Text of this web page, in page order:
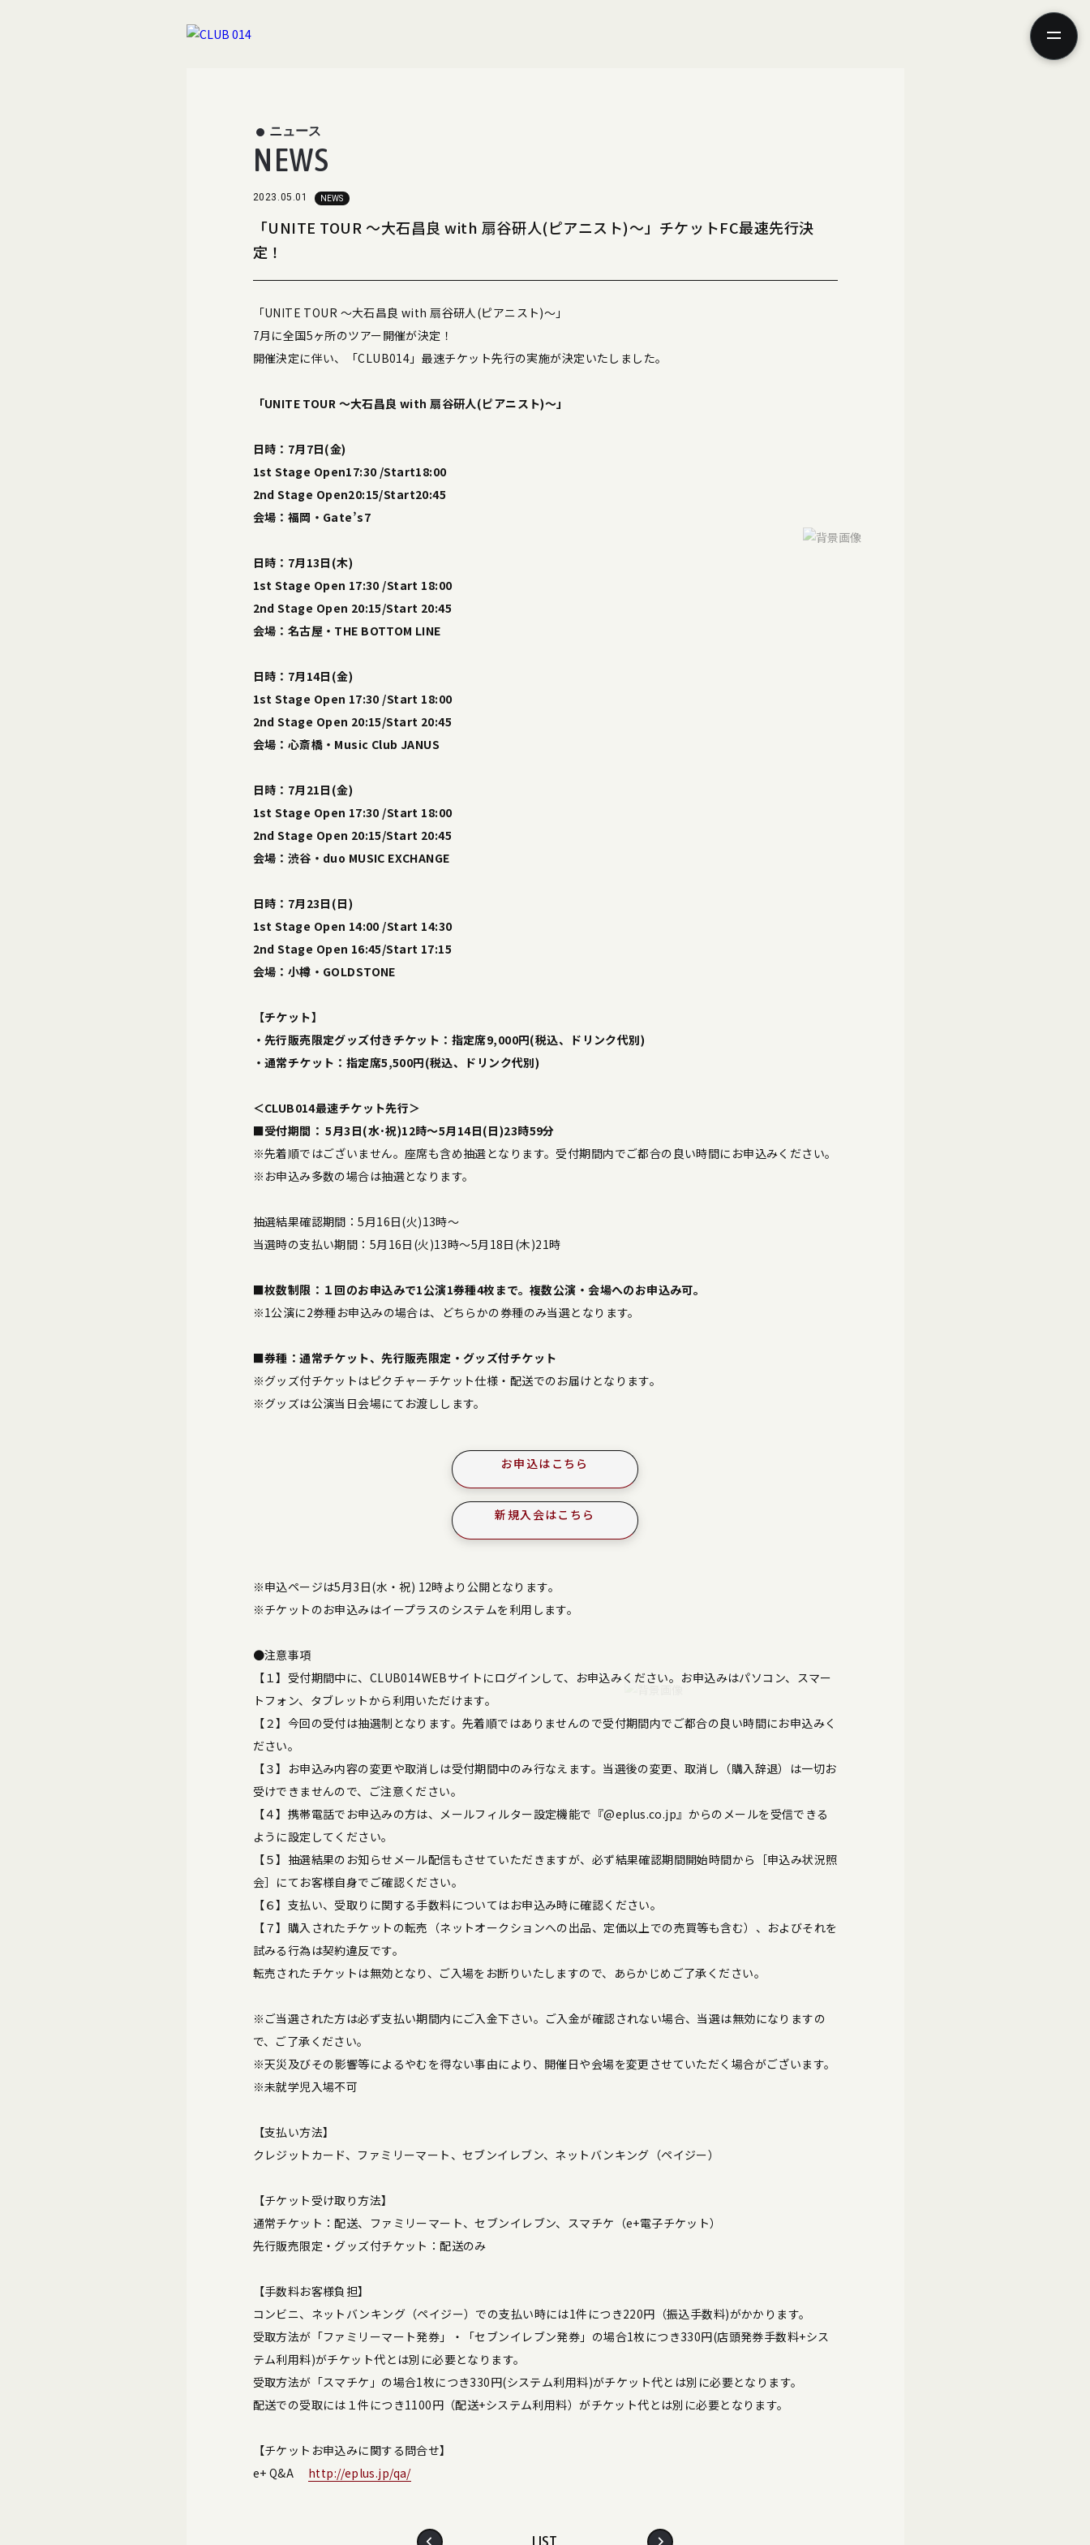
NEWS
ニュース
2023.05.01 NEWS
「UNITE TOUR 〜大石昌良 with 扇谷研人(ピアニスト)〜」チケットFC最速先行決
定！
「UNITE TOUR 〜大石昌良 with 扇谷研人(ピアニスト)〜」
7月に全国5ヶ所のツアー開催が決定！
開催決定に伴い、「CLUB014」最速チケット先行の実施が決定いたしました。
「UNITE TOUR 〜大石昌良 with 扇谷研人(ピアニスト)〜」
日時：7月7日(金)
1st Stage Open17:30 /Start18:00
2nd Stage Open20:15/Start20:45
会場：福岡・Gate’s7
日時：7月13日(木)
1st Stage Open 17:30 /Start 18:00
2nd Stage Open 20:15/Start 20:45
会場：名古屋・THE BOTTOM LINE
日時：7月14日(金)
1st Stage Open 17:30 /Start 18:00
2nd Stage Open 20:15/Start 20:45
会場：心斎橋・Music Club JANUS
日時：7月21日(金)
1st Stage Open 17:30 /Start 18:00
2nd Stage Open 20:15/Start 20:45
会場：渋谷・duo MUSIC EXCHANGE
日時：7月23日(日)
1st Stage Open 14:00 /Start 14:30
2nd Stage Open 16:45/Start 17:15
会場：小樽・GOLDSTONE
【チケット】
・先行販売限定グッズ付きチケット：指定席9,000円(税込、ドリンク代別)
・通常チケット：指定席5,500円(税込、ドリンク代別)
＜CLUB014最速チケット先行＞
■受付期間： 5月3日(水･祝)12時〜5月14日(日)23時59分
※先着順ではございません。座席も含め抽選となります。受付期間内でご都合の良い時間にお申込みください。
※お申込み多数の場合は抽選となります。
抽選結果確認期間：5月16日(火)13時～
当選時の支払い期間：5月16日(火)13時〜5月18日(木)21時
■枚数制限：１回のお申込みで1公演1券種4枚まで。複数公演・会場へのお申込み可。
※1公演に2券種お申込みの場合は、どちらかの券種のみ当選となります。
■券種：通常チケット、先行販売限定・グッズ付チケット
※グッズ付チケットはピクチャーチケット仕様・配送でのお届けとなります。
※グッズは公演当日会場にてお渡しします。
お申込はこちら
新規入会はこちら
※申込ページは5月3日(水・祝) 12時より公開となります。
※チケットのお申込みはイープラスのシステムを利用します。
●注意事項
【１】受付期間中に、CLUB014WEBサイトにログインして、お申込みください。お申込みはパソコン、スマー
トフォン、タブレットから利用いただけます。
【２】今回の受付は抽選制となります。先着順ではありませんので受付期間内でご都合の良い時間にお申込みく
ださい。
【３】お申込み内容の変更や取消しは受付期間中のみ行なえます。当選後の変更、取消し（購入辞退）は一切お
受けできませんので、ご注意ください。
【４】携帯電話でお申込みの方は、メールフィルター設定機能で『@eplus.co.jp』からのメールを受信できる
ように設定してください。
【５】抽選結果のお知らせメール配信もさせていただきますが、必ず結果確認期間開始時間から［申込み状況照
会］にてお客様自身でご確認ください。
【６】支払い、受取りに関する手数料についてはお申込み時に確認ください。
【７】購入されたチケットの転売（ネットオークションへの出品、定価以上での売買等も含む）、およびそれを
試みる行為は契約違反です。
転売されたチケットは無効となり、ご入場をお断りいたしますので、あらかじめご了承ください。
※ご当選された方は必ず支払い期間内にご入金下さい。ご入金が確認されない場合、当選は無効になりますの
で、ご了承ください。
※天災及びその影響等によるやむを得ない事由により、開催日や会場を変更させていただく場合がございます。
※未就学児入場不可
【支払い方法】
クレジットカード、ファミリーマート、セブンイレブン、ネットバンキング（ペイジー）
【チケット受け取り方法】
通常チケット：配送、ファミリーマート、セブンイレブン、スマチケ（e+電子チケット）
先行販売限定・グッズ付チケット：配送のみ
【手数料お客様負担】
コンビニ、ネットバンキング（ペイジー）での支払い時には1件につき220円（振込手数料)がかかります。
受取方法が「ファミリーマート発券」・「セブンイレブン発券」の場合1枚につき330円(店頭発券手数料+シス
テム利用料)がチケット代とは別に必要となります。
受取方法が「スマチケ」の場合1枚につき330円(システム利用料)がチケット代とは別に必要となります。
配送での受取には１件につき1100円（配送+システム利用料）がチケット代とは別に必要となります。
【チケットお申込みに関する問合せ】
e+ Q&A http://eplus.jp/qa/
LIST